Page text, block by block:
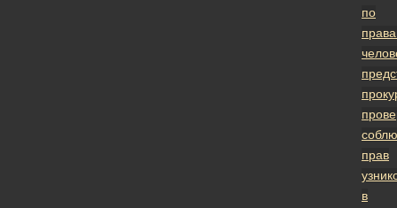
по
прав
в